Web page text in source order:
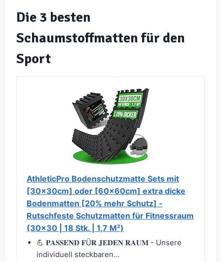
Die 3 besten
Schaumstoffmatten für den
Sport
AthleticPro Bodenschutzmatte Sets mit
[30x30cm] oder [60x60cm] extra dicke
Bodenmatten [20% mehr Schutz] -
Rutschfeste Schutzmatten für Fitnessraum
(30x30 | 18 Stk. | 1,7 M²)
💪 𝐏𝐀𝐒𝐒𝐄𝐍𝐃 𝐅Ü𝐑 𝐉𝐄𝐃𝐄𝐍 𝐑𝐀𝐔𝐌 - Unsere
individuell steckbaren...